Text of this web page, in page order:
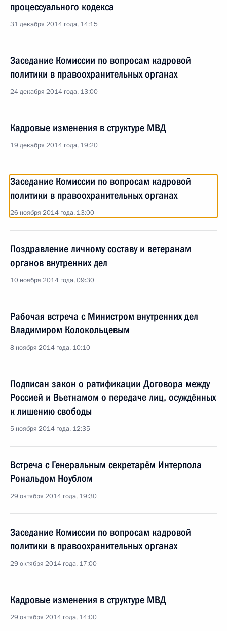
процессуального кодекса
31 декабря 2014 года, 14:15
Заседание Комиссии по вопросам кадровой
политики в правоохранительных органах
24 декабря 2014 года, 13:00
Кадровые изменения в структуре МВД
19 декабря 2014 года, 19:20
Заседание Комиссии по вопросам кадровой
политики в правоохранительных органах
26 ноября 2014 года, 13:00
Поздравление личному составу и ветеранам
органов внутренних дел
10 ноября 2014 года, 09:30
Рабочая встреча с Министром внутренних дел
Владимиром Колокольцевым
8 ноября 2014 года, 10:10
Подписан закон о ратификации Договора между
Россией и Вьетнамом о передаче лиц, осуждённых
к лишению свободы
5 ноября 2014 года, 12:35
Встреча с Генеральным секретарём Интерпола
Рональдом Ноублом
29 октября 2014 года, 19:30
Заседание Комиссии по вопросам кадровой
политики в правоохранительных органах
29 октября 2014 года, 17:00
Кадровые изменения в структуре МВД
29 октября 2014 года, 14:00